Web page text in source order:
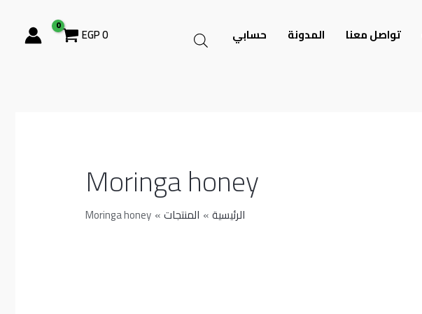
تواصل معنا المدونة حسابي EGP0
Moringa honey
الرئيسية المنتجات Moringa honey